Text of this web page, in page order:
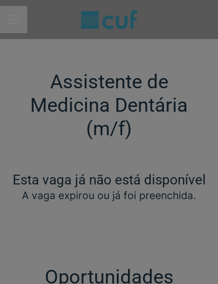
MENU DE CARREIRAS
Assistente de
Medicina Dentária
(m/f)​
Esta vaga já não está disponível
A vaga expirou ou já foi preenchida.
Oportunidades